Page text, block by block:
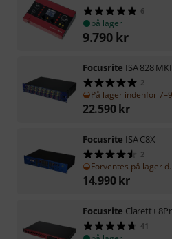
6
på lager
9.790 kr
Focusrite ISA 828
2
På lager indenfor
22.590 kr
Focusrite ISA C8X
2
Forventes på lager
14.990 kr
Focusrite Clarett+
41